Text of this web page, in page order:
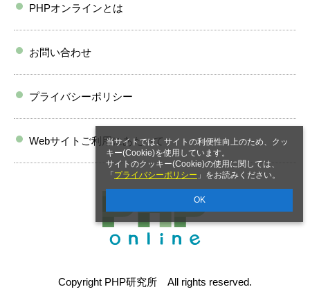
当サイトでは、サイトの利便性向上のため、クッ
キー(Cookie)を使用しています。
サイトのクッキー(Cookie)の使用に関しては、
「 プライバシーポリシー 」をお読みください。
OK
PHPオンラインとは
お問い合わせ
プライバシーポリシー
Webサイトご利用にあたって
Copyright PHP研究所 All rights reserved.